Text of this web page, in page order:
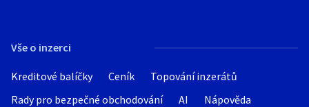
Vše o inzerci
Kreditové balíčky Ceník
Topování inzerátů
Rady pro bezpečné obchodování
AI
Nápověda